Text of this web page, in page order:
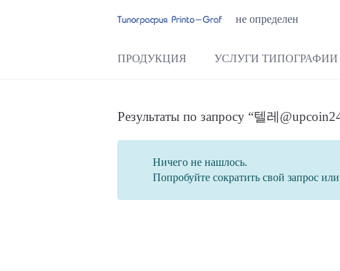
не определен
ПРОДУКЦИЯ УСЛУГИ ТИПОГРАФИИ
Результаты по запросу “텔레
Ничего не нашлось.
Попробуйте сократить свой запрос